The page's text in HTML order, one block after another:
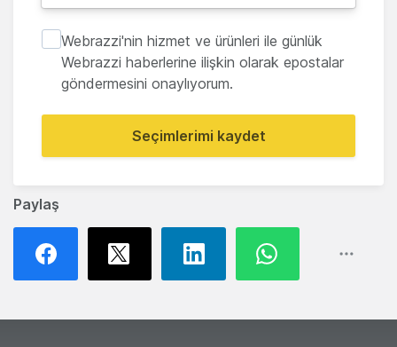
Paylaş
Webrazzi'nin hizmet ve ürünleri ile günlük
Webrazzi haberlerine ilişkin olarak epostalar
göndermesini onaylıyorum.
Seçimlerimi kaydet